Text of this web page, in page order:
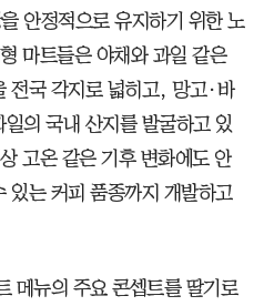
안정적으로 유지하기 위한 노
마트들은 야채와 과일 같은
전국 각지로 넓히고, 망고·바
의 국내 산지를 발굴하고 있
고온 같은 기후 변화에도 안
있는 커피 품종까지 개발하고
메뉴의 주요 콘셉트를 딸기로